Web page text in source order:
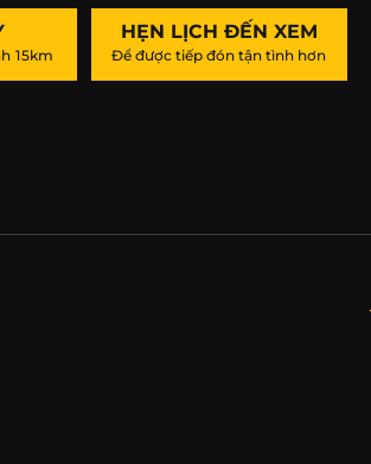
15km
HẸN LỊCH ĐẾN XEM
Để được tiếp đón tận tình hơn